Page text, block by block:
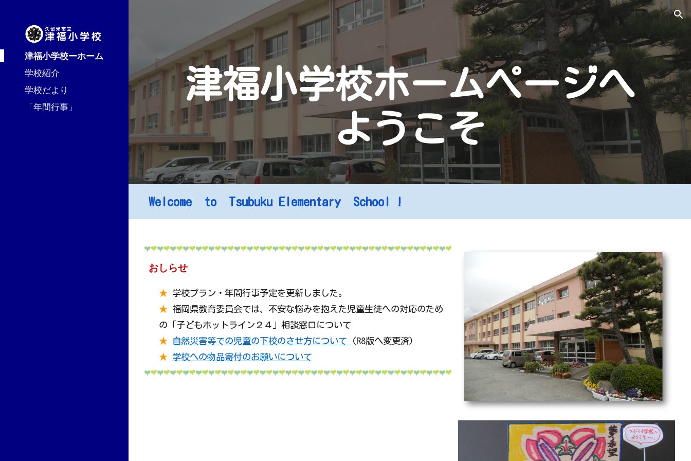
Skip to main content Skip to navigation
津福小学校ーホーム
学校紹介
学校だより
「年間行事」
津福小学校ホームページへ
ようこそ
Welcome to Tsubuku Elementary School !
おしらせ
★ 学校プラン・年間行事予定を更新しました。
★ 福岡県教育委員会では、不安な悩みを抱えた児童生徒への対応のため
の「子どもホットライン２４」相談窓口について
★
自然災害等での児童の下校のさせ方について
(R8版へ変更済)
★ 学校への物品寄付のお願いについて